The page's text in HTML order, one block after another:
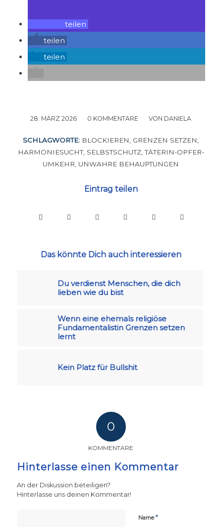
teilen
teilen
teilen
28. MÄRZ 2026
/ 0 KOMMENTARE
/ VON DANIELA
SCHLAGWORTE: BLOCKIEREN, GRENZEN SETZEN,
HARMONIESUCHT, SELBSTSCHUTZ,TÄTERIN-OPFER-
UMKEHR, UNWAHRE BEHAUPTUNGEN
Eintrag teilen
Das könnte Dich auch interessieren
Du verdienst Menschen, die dich
lieben wie du bist
Wenn eine ehemals religiöse
Fundamentalistin Grenzen setzen
lernt
Kein Platz für Bullshit
0
KOMMENTARE
Hinterlasse einen Kommentar
An der Diskussion beteiligen?
Hinterlasse uns deinen Kommentar!
Name*